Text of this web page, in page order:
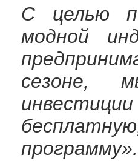
С целью
модной
сезоне,